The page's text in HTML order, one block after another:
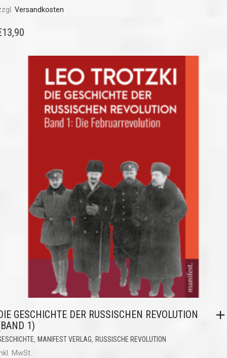
Versandkosten
13,90
GESCHICHTE DER RUSSISCHEN REVOLUTION
1)
, MANIFEST VERLAG, RUSSISCHE REVOLUTION
MwSt.